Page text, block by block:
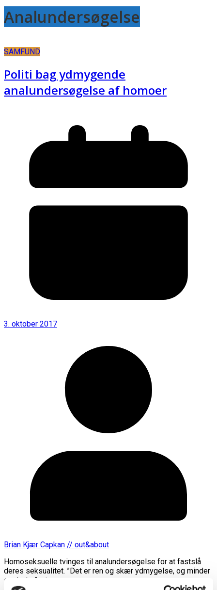
Analundersøgelse
SAMFUND
Politi bag ydmygende
analundersøgelse af homoer
3. oktober 2017
Brian Kjær Capkan // out&about
Homoseksuelle tvinges til analundersøgelse for at fastslå
deres seksualitet. ”Det er ren og skær ydmygelse, og minder
om tortur”, siger